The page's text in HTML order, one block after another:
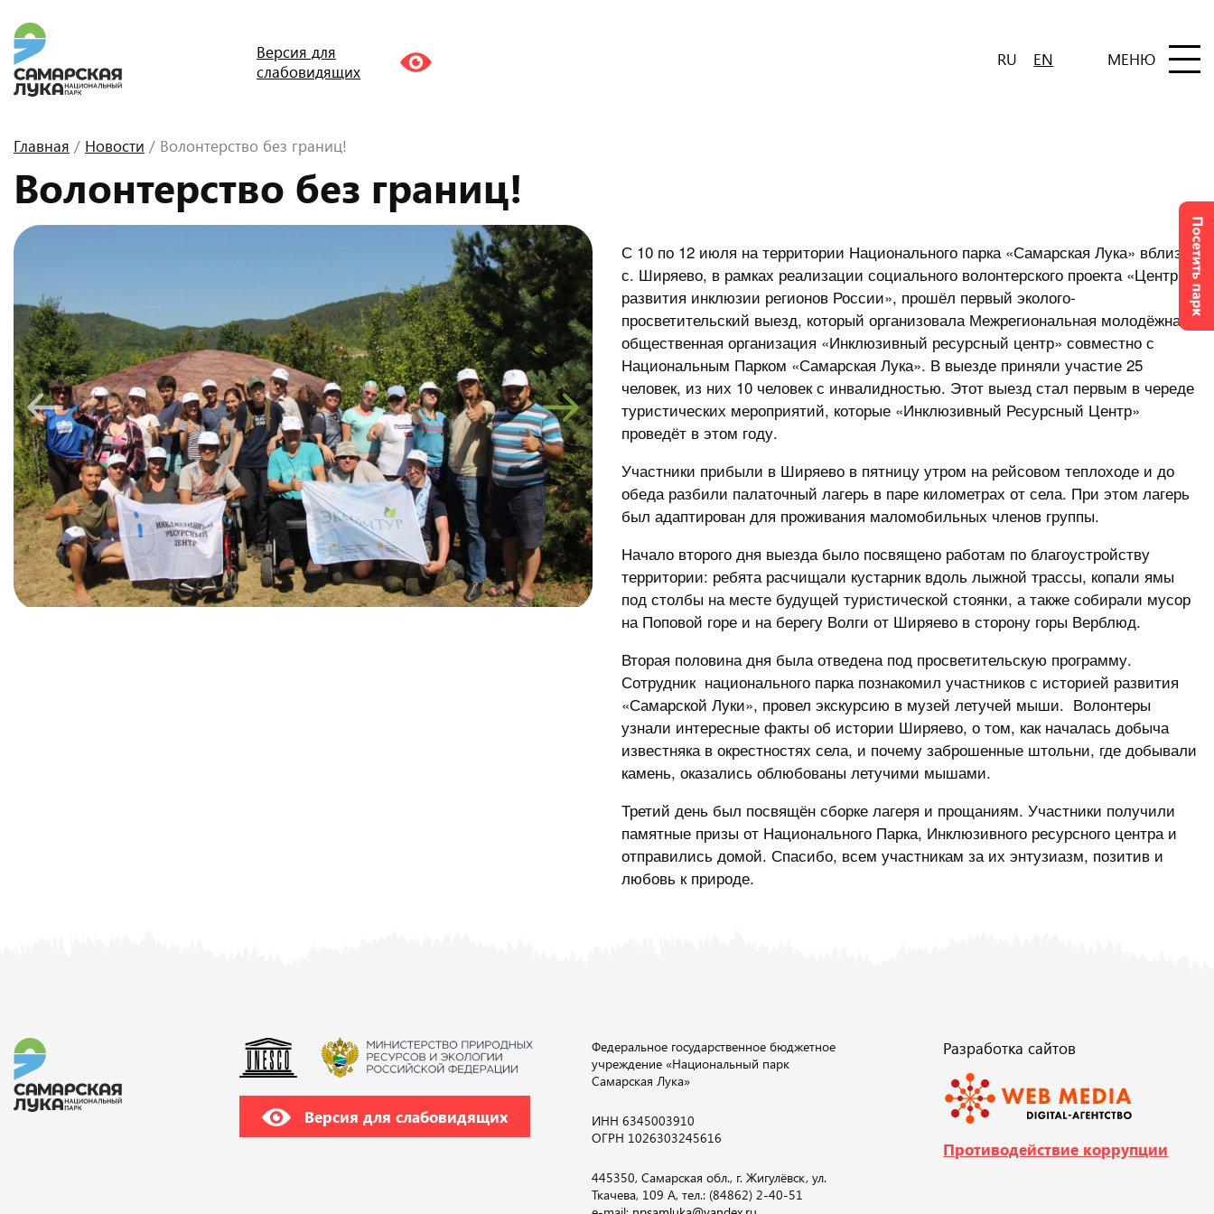
Версия для
слабовидящих
RU EN МЕНЮ
Главная / Новости / Волонтерство без границ!
Волонтерство без границ!
С 10 по 12 июля на территории Национального парка «Самарская Лука» вблизи
с. Ширяево, в рамках реализации социального волонтерского проекта «Центр
развития инклюзии регионов России», прошёл первый эколого-
просветительский выезд, который организовала Межрегиональная молодёжная
общественная организация «Инклюзивный ресурсный центр» совместно с
Национальным Парком «Самарская Лука». В выезде приняли участие 25
человек, из них 10 человек с инвалидностью. Этот выезд стал первым в череде
туристических мероприятий, которые «Инклюзивный Ресурсный Центр»
проведёт в этом году.
Участники прибыли в Ширяево в пятницу утром на рейсовом теплоходе и до
обеда разбили палаточный лагерь в паре километрах от села. При этом лагерь
был адаптирован для проживания маломобильных членов группы.
Начало второго дня выезда было посвящено работам по благоустройству
территории: ребята расчищали кустарник вдоль лыжной трассы, копали ямы
под столбы на месте будущей туристической стоянки, а также собирали мусор
на Поповой горе и на берегу Волги от Ширяево в сторону горы Верблюд.
Вторая половина дня была отведена под просветительскую программу.
Сотрудник национального парка познакомил участников с историей развития
«Самарской Луки», провел экскурсию в музей летучей мыши. Волонтеры
узнали интересные факты об истории Ширяево, о том, как началась добыча
известняка в окрестностях села, и почему заброшенные штольни, где добывали
камень, оказались облюбованы летучими мышами.
Третий день был посвящён сборке лагеря и прощаниям. Участники получили
памятные призы от Национального Парка, Инклюзивного ресурсного центра и
отправились домой. Спасибо, всем участникам за их энтузиазм, позитив и
любовь к природе.
Версия для слабовидящих
Федеральное государственное бюджетное
учреждение «Национальный парк
Самарская Лука»
ИНН 6345003910
ОГРН 1026303245616
445350, Самарская обл., г. Жигулёвск, ул.
Ткачева, 109 А, тел.: (84862) 2-40-51
Разработка сайтов
Противодействие коррупции